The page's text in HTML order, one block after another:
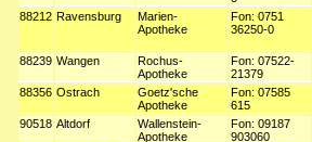
88212 Ravensburg
Marien-
Apotheke
Fon: 0751
36250-0
88239 Wangen
Rochus-
Apotheke
Fon: 07522-
21379
88356 Ostrach
Goetz'sche
Apotheke
Fon: 07585
615
90518 Altdorf
Wallenstein-
Apotheke
Fon: 09187
903060